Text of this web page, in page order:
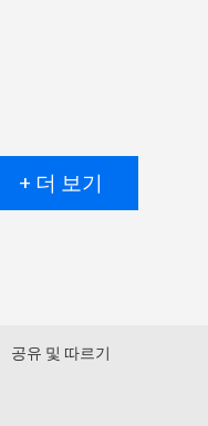
+ 더 보기
공유 및 따르기